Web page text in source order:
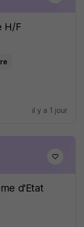
H/F
il y a 1 jour
d'Etat